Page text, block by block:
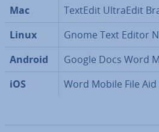
Mac
TextEdit UltraEdit
Linux
Gnome Text Editor
Android
Google Docs Word
iOS
Word Mobile File Aid